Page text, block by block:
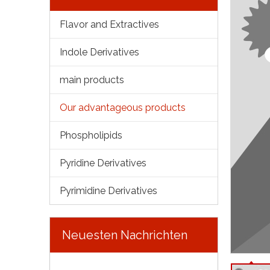
Flavor and Extractives
Indole Derivatives
main products
Our advantageous products
Phospholipids
Pyridine Derivatives
Pyrimidine Derivatives
Neuesten Nachrichten